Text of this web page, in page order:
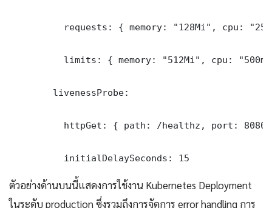
requests: { memory: "128Mi", cpu:
limits: { memory: "512Mi", cpu:
        livenessProbe:
httpGet: { path: /healthz, port: 8080
          initialDelaySeconds: 15
ตัวอย่างด้านบนนี้แสดงการใช้งาน Kubernetes Deployment
ในระดับ production ซึ่งรวมถึงการจัดการ error handling การ